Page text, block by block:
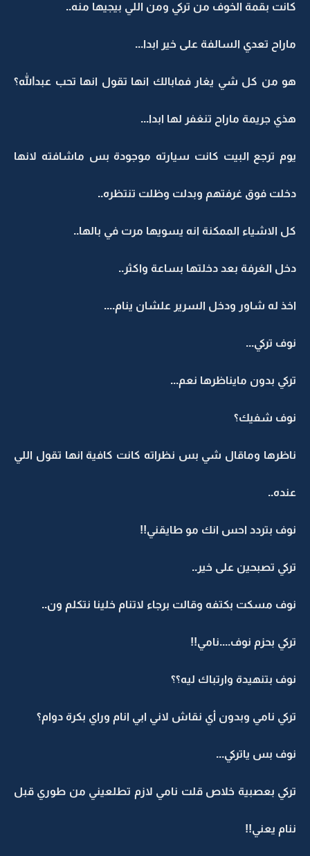
كانت بقمة الخوف من تركي ومن اللي بيجيها منه..
ماراح تعدي السالفة على خير ابدا...
هو من كل شي يغار فمابالك انها تقول انها تحب عبدالله؟
هذي جريمة ماراح تنغفر لها ابدا...
يوم ترجع البيت كانت سيارته موجودة بس ماشافته لانها
دخلت فوق غرفتهم وبدلت وظلت تنتظره..
كل الاشياء الممكنة انه يسويها مرت في بالها..
دخل الغرفة بعد دخلتها بساعة واكثر..
اخذ له شاور ودخل السرير علشان ينام....
نوف تركي...
تركي بدون مايناظرها نعم...
نوف شفيك؟
ناظرها وماقال شي بس نظراته كانت كافية انها تقول اللي
عنده..
نوف بتردد احس انك مو طايقني!!
تركي تصبحين على خير..
نوف مسكت بكتفه وقالت برجاء لاتنام خلينا نتكلم ون..
تركي بحزم نوف....نامي!!
نوف بتنهيدة وارتباك ليه؟؟
تركي نامي وبدون أي نقاش لاني ابي انام وراي بكرة دوام؟
نوف بس ياتركي...
تركي بعصبية خلاص قلت نامي لازم تطلعيني من طوري قبل
ننام يعني!!